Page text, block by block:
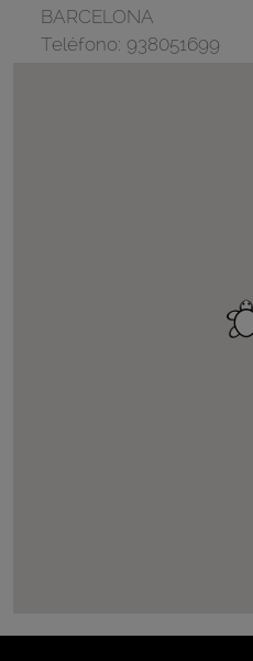
BARCELONA
Teléfono: 938051699